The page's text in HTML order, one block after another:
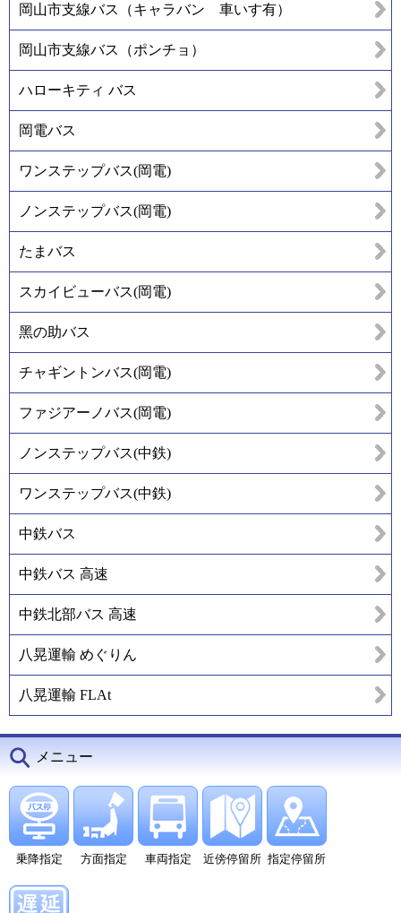
岡山市支線バス（キャラバン 車いす有）
岡山市支線バス（ポンチョ）
ハローキティ バス
岡電バス
ワンステップバス(岡電)
ノンステップバス(岡電)
たまバス
スカイビューバス(岡電)
黑の助バス
チャギントンバス(岡電)
ファジアーノバス(岡電)
ノンステップバス(中鉄)
ワンステップバス(中鉄)
中鉄バス
中鉄バス 高速
中鉄北部バス 高速
八晃運輸 めぐりん
八晃運輸 FLAt
メニュー
乗降指定 方面指定 車両指定 近傍停留所 指定停留所